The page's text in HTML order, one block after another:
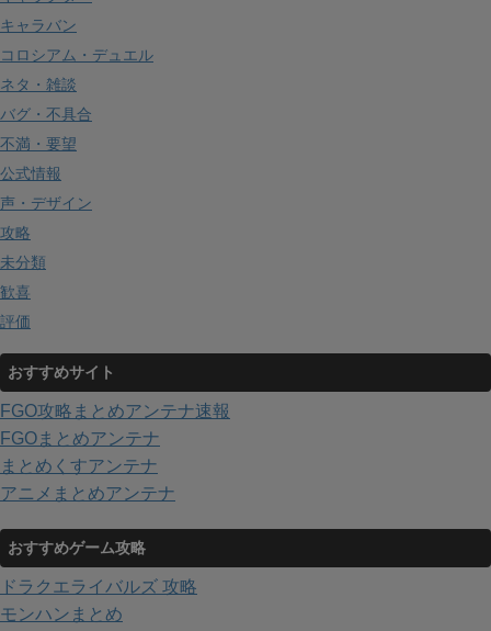
キャラバン
コロシアム・デュエル
ネタ・雑談
バグ・不具合
不満・要望
公式情報
声・デザイン
攻略
未分類
歓喜
評価
おすすめサイト
FGO攻略まとめアンテナ速報
FGOまとめアンテナ
まとめくすアンテナ
アニメまとめアンテナ
おすすめゲーム攻略
ドラクエライバルズ 攻略
モンハンまとめ